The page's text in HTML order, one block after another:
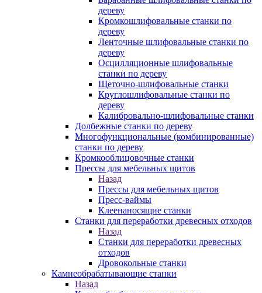
дереву
Кромкошлифовальные станки по
дереву
Ленточные шлифовальные станки по
дереву
Осцилляционные шлифовальные
станки по дереву
Щеточно-шлифовальные станки
Круглошлифовальные станки по
дереву
Калибровально-шлифовальные станки
Долбежные станки по дереву
Многофункциональные (комбинированные)
станки по дереву
Кромкооблицовочные станки
Прессы для мебельных щитов
Назад
Прессы для мебельных щитов
Пресс-ваймы
Клеенаносящие станки
Станки для переработки древесных отходов
Назад
Станки для переработки древесных
отходов
Дровокольные станки
Камнеобрабатывающие станки
Назад